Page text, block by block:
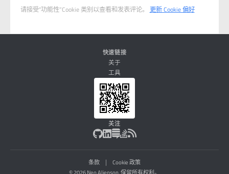
请接受“功能性”Cookie 类别以查看和发表评论。 更新 Cookie 偏好
快速链接
关于
工具
关注
条款 |
Cookie 政策
© 2026 Neo Alienson. 保留所有权利。